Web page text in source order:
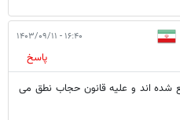
۱۶:۴۰ - ۱۴۰۳/۰۹/۱۱
پاسخ
شده اند و علیه قانون حجاب نطق می